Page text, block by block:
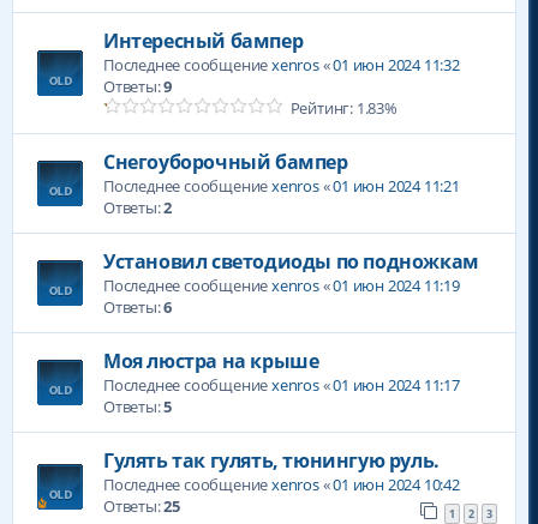
Интересный бампер
Последнее сообщениеxenros«01 июн 2024 11:32
Ответы:9
Рейтинг: 1.83%
Снегоуборочный бампер
Последнее сообщениеxenros«01 июн 2024 11:21
Ответы:2
Установил светодиоды по подножкам
Последнее сообщениеxenros«01 июн 2024 11:19
Ответы:6
Моя люстра на крыше
Последнее сообщениеxenros«01 июн 2024 11:17
Ответы:5
Гулять так гулять, тюнингую руль.
Последнее сообщениеxenros«01 июн 2024 10:42
Ответы:25 1 2 3